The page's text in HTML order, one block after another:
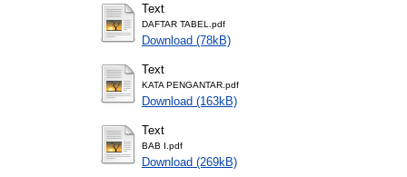
Text
DAFTAR TABEL.pdf
Download (78kB)
Text
KATA PENGANTAR.pdf
Download (163kB)
Text
BAB I.pdf
Download (269kB)